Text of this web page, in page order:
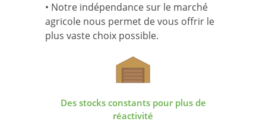
• Notre indépendance sur le marché
agricole nous permet de vous offrir le
plus vaste choix possible.
Des stocks constants pour plus de
réactivité